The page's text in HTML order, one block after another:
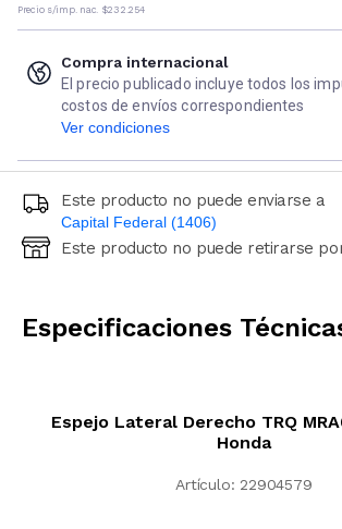
Precio s/imp. nac. $232.254
Compra internacional
El precio publicado incluye todos los
costos de envíos correspondientes
Ver condiciones
Este producto no puede enviarse a
Capital Federal (1406)
Ingresá código postal (sólo números)
Este producto no puede retirarse
Especificaciones
Espejo Lateral Derecho TRQ
Honda
Artículo: 22904579